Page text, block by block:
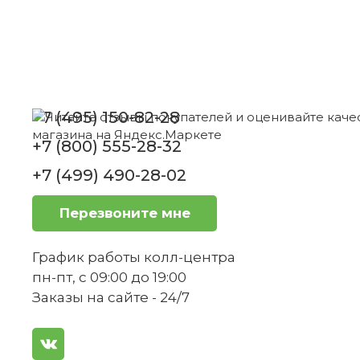
Бокал для красного вина 132 мм, синий
Boston Villeroy & Boch
Сохраняет ли цвет бокала
Какие особенности дизайна
Можно ли использовать бокал для
+7 (495) 150-82-28
+7 (800) 555-28-32
+7 (499) 490-28-02
Перезвоните мне
График работы колл-центра
пн-пт, с 09:00 до 19:00
Заказы на сайте - 24/7